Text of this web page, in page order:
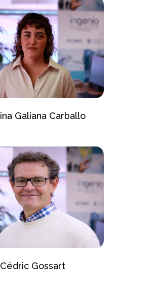
Galiana Carballo
Cédric Gossart